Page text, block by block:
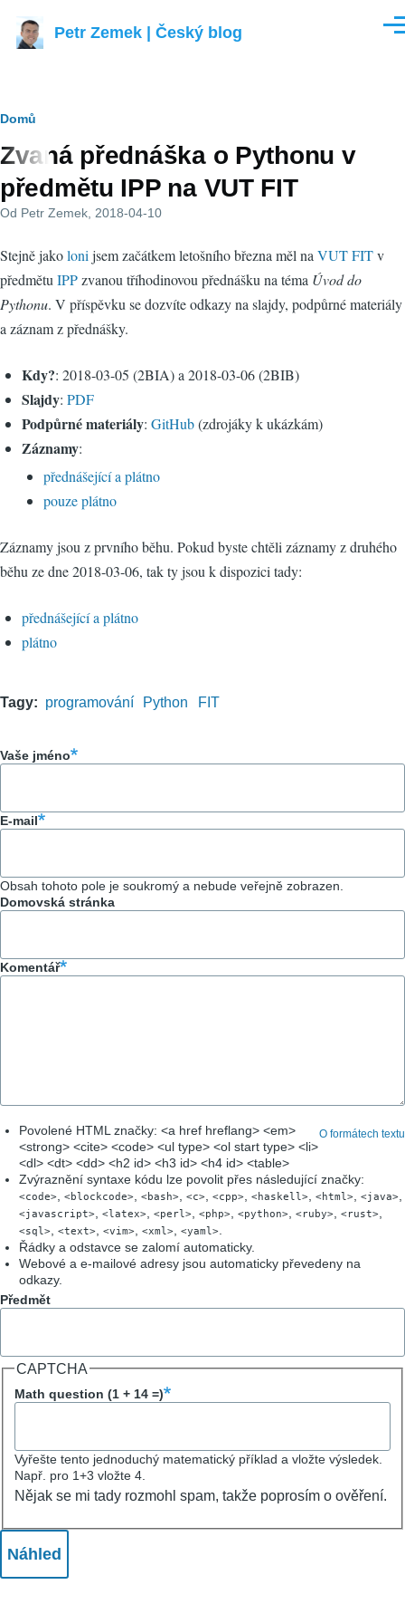
Petr Zemek | Český blog
Drobečková
navigace
Domů
Zvaná přednáška o Pythonu v
předmětu IPP na VUT FIT
Od Petr Zemek , 2018-04-10
Stejně jakoloni jsem začátkem letošního března měl na VUT FITv
předmětu IPPzvanou tříhodinovou přednášku na téma Úvod do
Pythonu. V příspěvku se dozvíte odkazy na slajdy, podpůrné materiály
a záznam z přednášky.
Kdy?: 2018-03-05 (2BIA) a 2018-03-06 (2BIB)
Slajdy: PDF
Podpůrné materiály: GitHub(zdrojáky k ukázkám)
Záznamy:
přednášející a plátno
pouze plátno
Záznamy jsou z prvního běhu. Pokud byste chtěli záznamy z druhého
běhu ze dne 2018-03-06, tak ty jsou k dispozici tady:
přednášející a plátno
plátno
Tagy programování Python FIT
Vaše jméno
E-mail
Obsah tohoto pole je soukromý a nebude veřejně zobrazen.
Domovská stránka
Komentář
O formátech textu
Povolené HTML značky: <a href hreflang> <em>
<strong> <cite> <code> <ul type> <ol start type> <li>
<dl> <dt> <dd> <h2 id> <h3 id> <h4 id> <table>
Zvýraznění syntaxe kódu lze povolit přes následující značky:
<code> <blockcode> <bash> <c> <cpp> <haskell> <html> <java>
<javascript> <latex> <perl> <php> <python> <ruby> <rust>
<sql> <text> <vim> <xml> <yaml>
Řádky a odstavce se zalomí automaticky.
Webové a e-mailové adresy jsou automaticky převedeny na
odkazy.
Předmět
CAPTCHA
Math question (1 + 14 =)
Vyřešte tento jednoduchý matematický příklad a vložte výsledek.
Např. pro 1+3 vložte 4.
Nějak se mi tady rozmohl spam, takže poprosím o ověření.